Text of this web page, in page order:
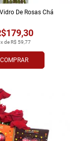
COMPRAR
de R$ 59,77
De Rosas Chá